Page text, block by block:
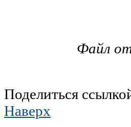
Файл
Поделиться
Наверх